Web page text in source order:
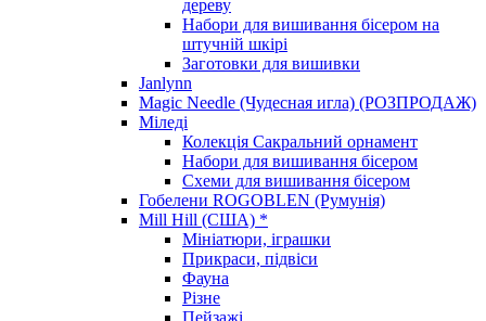
дереву
Набори для вишивання бісером на
штучній шкірі
Заготовки для вишивки
Janlynn
Magic Needle (Чудесная игла) (РОЗПРОДАЖ)
Міледі
Колекція Сакральний орнамент
Набори для вишивання бісером
Схеми для вишивання бісером
Гобелени ROGOBLEN (Румунія)
Mill Hill (США) *
Мініатюри, іграшки
Прикраси, підвіси
Фауна
Різне
Пейзажі